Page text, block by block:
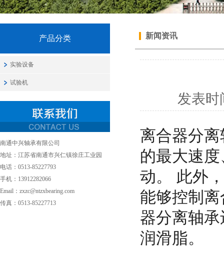
产品分类
实验设备
试验机
南通中兴轴承有限公司
地址：江苏省南通市兴仁镇徐庄工业园
电话：0513-85227793
手机：13912282066
Email：zxzc@ntzxbearing.com
传真：0513-85227713
新闻资讯
发表时
离合器分
的最大速
动。 此外
能够控制
器分离轴
润滑脂。